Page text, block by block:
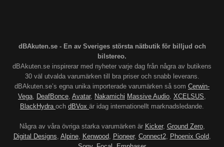
dBAkuten.se - En av Sveriges största nätbutik för billjud och
bilstereo.
dBAkuten.se inspirerar med nyheter varje dag från några av butikens
30 väl utvalda varumärken till bra priser och snabb leverans.
dBAkuten.se’s egna unika importerade varumärken så som Cerwin-
Vega, DeafBonce, Avatar, Nakamichi Massive Audio, XCELSUS,
BlackHydra och dBVox är idag internationellt marknadsledande.
Några av våra övriga starka varumärken är Kicker, Ground Zero,
Digital Designs, Alpine, Kenwood, Pioneer, Connect2, Phoenix Gold,